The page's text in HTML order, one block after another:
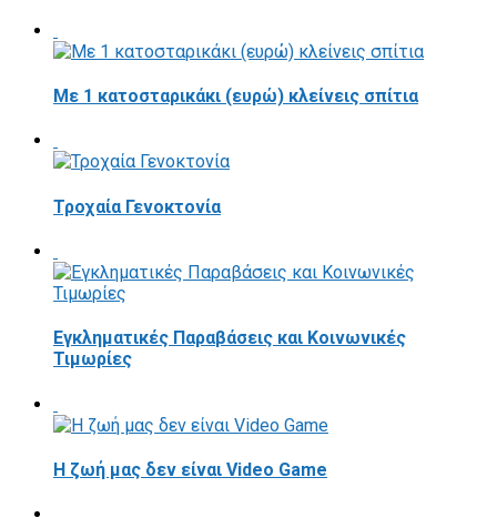
Με 1 κατοσταρικάκι (ευρώ) κλείνεις σπίτια
Τροχαία Γενοκτονία
Εγκληματικές Παραβάσεις και Κοινωνικές
Τιμωρίες
Η ζωή μας δεν είναι Video Game